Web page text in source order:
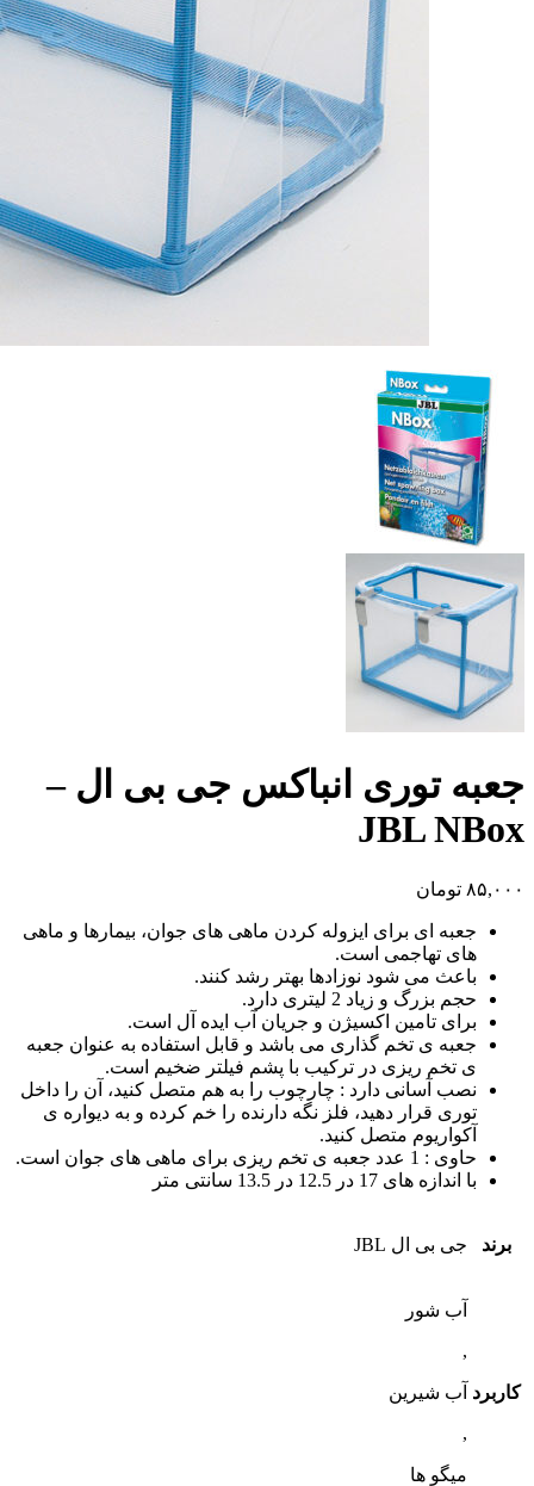
جعبه توری انباکس جی بی ال –
JBL NBox
۸۵,۰۰۰ تومان
جعبه ای برای ایزوله کردن ماهی های جوان، بیمارها و ماهی
های تهاجمی است.
باعث می شود نوزادها بهتر رشد کنند.
حجم بزرگ و زیاد 2 لیتری دارد.
برای تامین اکسیژن و جریان آب ایده آل است.
جعبه ی تخم گذاری می باشد و قابل استفاده به عنوان جعبه
ی تخم ریزی در ترکیب با پشم فیلتر ضخیم است.
نصب آسانی دارد : چارچوب را به هم متصل کنید، آن را داخل
توری قرار دهید، فلز نگه دارنده را خم کرده و به دیواره ی
آکواریوم متصل کنید.
حاوی : 1 عدد جعبه ی تخم ریزی برای ماهی های جوان است.
با اندازه های 17 در 12.5 در 13.5 سانتی متر
برند جی بی ال JBL
کاربرد
آب شور
,
آب شیرین
,
میگو ها